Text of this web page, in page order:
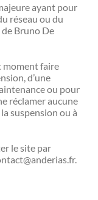
ayant pour
réseau ou du
de Bruno De
moment faire
d’une
ou pour
réclamer aucune
suspension ou à
le site par